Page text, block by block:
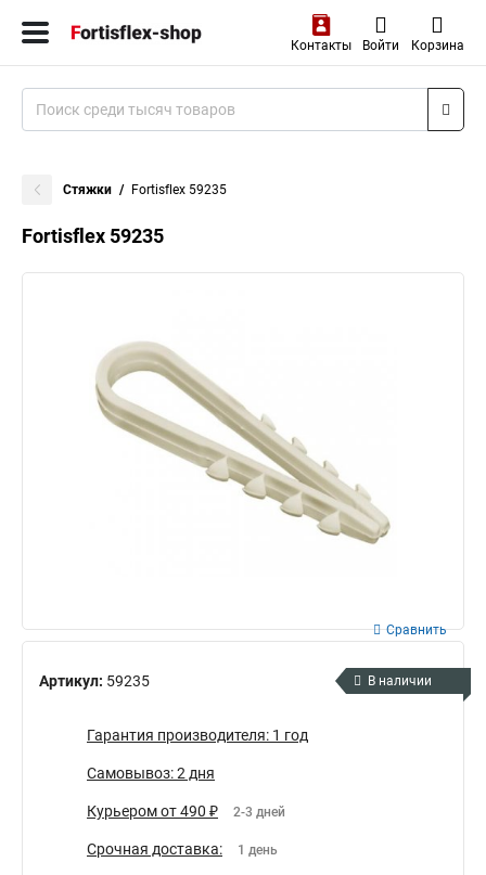
Контакты Войти Корзина
Стяжки Fortisflex 59235
Fortisflex 59235
Артикул: 59235
Сравнить
В наличии
Гарантия производителя: 1 год
Самовывоз: 2 дня
Курьером от 490 ₽ 2-3 дней
Срочная доставка: 1 день